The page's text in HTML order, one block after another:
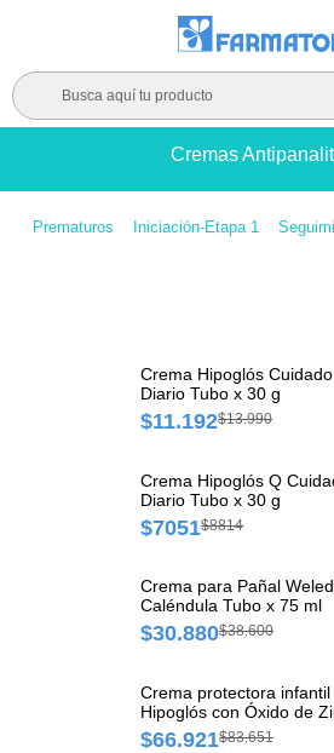
Busca aquí tu producto
Cremas
Prematuros Iniciación-Etapa 1
Crema Hipoglós Cuidado
Diario Tubo x 30 g
$11.192$13.990
Crema Hipoglós Q
Diario Tubo x 30 g
$7051$8814
Crema para Pañal
Caléndula Tubo x 75 ml
$30.880$38.600
Crema protectora infantil
Hipoglós con Óxido de
Pote x 350 g
$66.921$83.651